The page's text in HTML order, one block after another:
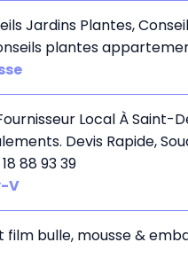
Jardins Plantes,
plantes
Local À Saint-
Devis Rapide,
88 93 39
V
bulle, mousse &